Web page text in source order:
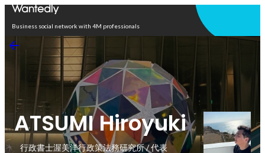
Business social network with 4M professionals
ATSUMI Hiroyuki
行政書士渥美洋行政策法務研究所 / 代表